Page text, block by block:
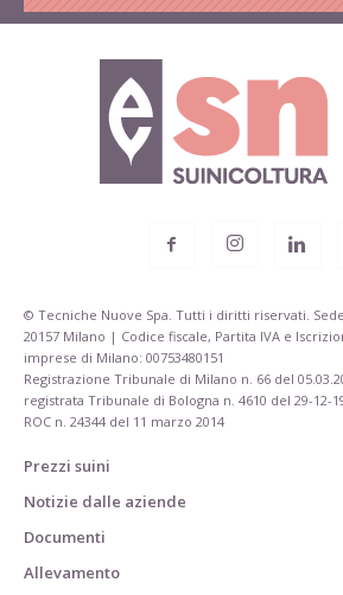
© Tecniche Nuove Spa. Tutti i diritti riservati.
20157 Milano | Codice fiscale, Partita IVA e
imprese di Milano: 00753480151
Registrazione Tribunale di Milano n. 66 del
registrata Tribunale di Bologna n. 4610 del 29-12-
ROC n. 24344 del 11 marzo 2014
Prezzi suini
Notizie dalle aziende
Documenti
Allevamento